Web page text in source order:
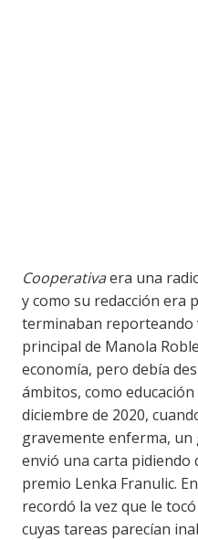
Cooperativaera una
y como su redacción era
terminaban reporteando
principal de Manola
economía, pero debía
ámbitos, como
diciembre de 2020,
gravemente enferma,
envió una carta pidiendo
premio Lenka Franulic.
recordó la vez que le
cuyas tareas parecían